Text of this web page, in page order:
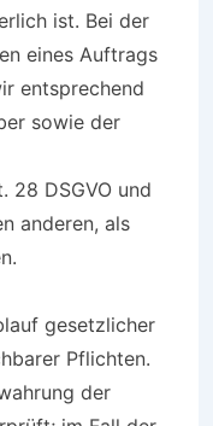
ist. Bei der
eines Auftrags
entsprechend
sowie der
28 DSGVO und
anderen, als
gesetzlicher
Pflichten.
der